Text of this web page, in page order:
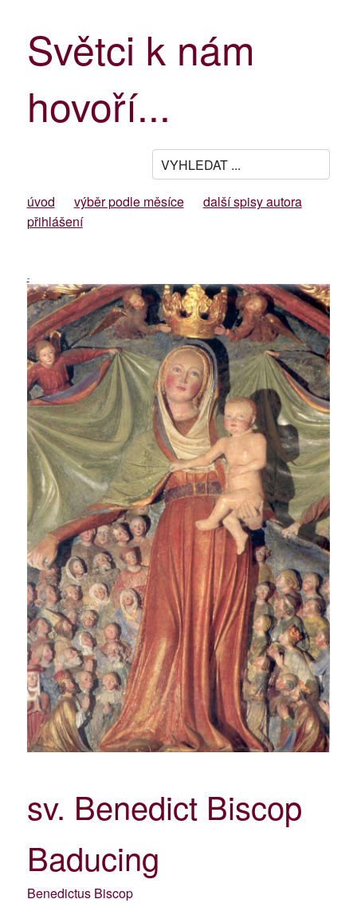
Světci k nám
hovoří...
úvod výběr podle měsíce
další spisy autora
přihlášení
-
sv. Benedict Biscop
Baducing
Benedictus Biscop